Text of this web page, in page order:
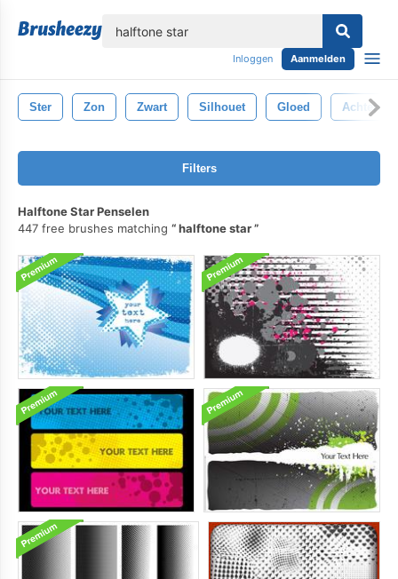
Inloggen Aanmelden
Ster Zon Zwart Silhouet Gloed
Filters
Halftone Star Penselen
447 free brushes matching
halftone star